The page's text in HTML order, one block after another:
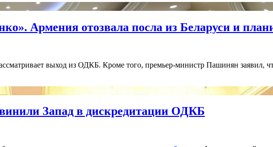
Армения отозвала посла из Беларуси и
выход из ОДКБ. Кроме того, премьер-министр Пашинян заявил,
Запад в дискредитации ОДКБ